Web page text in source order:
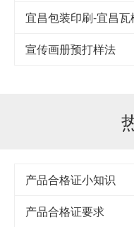
宜昌包装印刷-宜昌
宣传画册预打样法
产品合格证小知识
产品合格证要求